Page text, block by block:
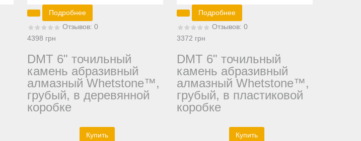
Подробнее
Отзывов: 0
4398 грн
DMT 6" точильный
камень абразивный
алмазный Whetstone™,
грубый, в деревянной
коробке
Купить
Подробнее
Отзывов: 0
3372 грн
DMT 6" точильный
камень абразивный
алмазный Whetstone™,
грубый, в пластиковой
коробке
Купить